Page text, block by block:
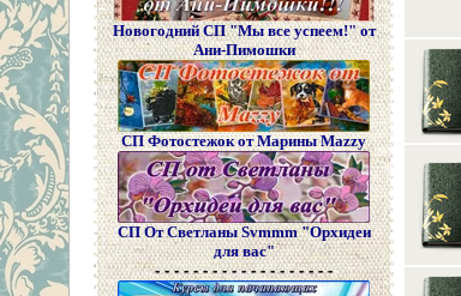
Новогодний СП "Мы все успеем!" от
Ани-Пимошки
СП Фотостежок от Марины Mazzy
СП От Светланы Svmmm "Орхидеи
для вас"
- - - - - - - - - - - - - - - - - - -